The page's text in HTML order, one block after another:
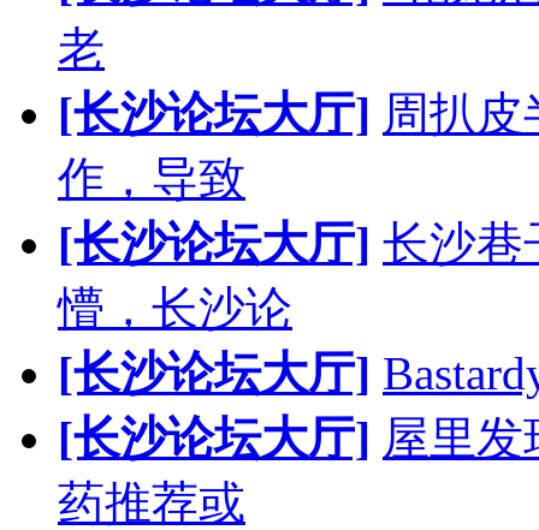
老
[长沙论坛大厅] 周扒
作，导致
[长沙论坛大厅] 长沙巷
懵，长沙论
[长沙论坛大厅]
[长沙论坛大厅] 屋里
药推荐或